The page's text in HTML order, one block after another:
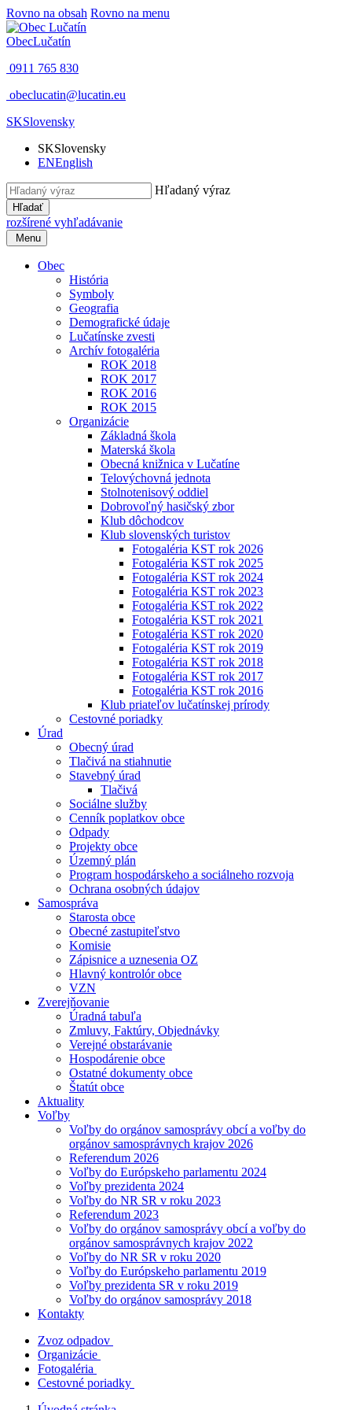
Rovno na obsah Rovno na menu
ObecLučatín
0911 765 830
obeclucatin@lucatin.eu
SKSlovensky
SKSlovensky
ENEnglish
Hľadaný výraz
Hľadať
rozšírené vyhľadávanie
Menu
Obec
História
Symboly
Geografia
Demografické údaje
Lučatínske zvesti
Archív fotogaléria
ROK 2018
ROK 2017
ROK 2016
ROK 2015
Organizácie
Základná škola
Materská škola
Obecná knižnica v Lučatíne
Telovýchovná jednota
Stolnotenisový oddiel
Dobrovoľný hasičský zbor
Klub dôchodcov
Klub slovenských turistov
Fotogaléria KST rok 2026
Fotogaléria KST rok 2025
Fotogaléria KST rok 2024
Fotogaléria KST rok 2023
Fotogaléria KST rok 2022
Fotogaléria KST rok 2021
Fotogaléria KST rok 2020
Fotogaléria KST rok 2019
Fotogaléria KST rok 2018
Fotogaléria KST rok 2017
Fotogaléria KST rok 2016
Klub priateľov lučatínskej prírody
Cestovné poriadky
Úrad
Obecný úrad
Tlačivá na stiahnutie
Stavebný úrad
Tlačivá
Sociálne služby
Cenník poplatkov obce
Odpady
Projekty obce
Územný plán
Program hospodárskeho a sociálneho rozvoja
Ochrana osobných údajov
Samospráva
Starosta obce
Obecné zastupiteľstvo
Komisie
Zápisnice a uznesenia OZ
Hlavný kontrolór obce
VZN
Zverejňovanie
Úradná tabuľa
Zmluvy, Faktúry, Objednávky
Verejné obstarávanie
Hospodárenie obce
Ostatné dokumenty obce
Štatút obce
Aktuality
Voľby
Voľby do orgánov samosprávy obcí a voľby do
orgánov samosprávnych krajov 2026
Referendum 2026
Voľby do Európskeho parlamentu 2024
Voľby prezidenta 2024
Voľby do NR SR v roku 2023
Referendum 2023
Voľby do orgánov samosprávy obcí a voľby do
orgánov samosprávnych krajov 2022
Voľby do NR SR v roku 2020
Voľby do Európskeho parlamentu 2019
Voľby prezidenta SR v roku 2019
Voľby do orgánov samosprávy 2018
Kontakty
Zvoz odpadov
Organizácie
Fotogaléria
Cestovné poriadky